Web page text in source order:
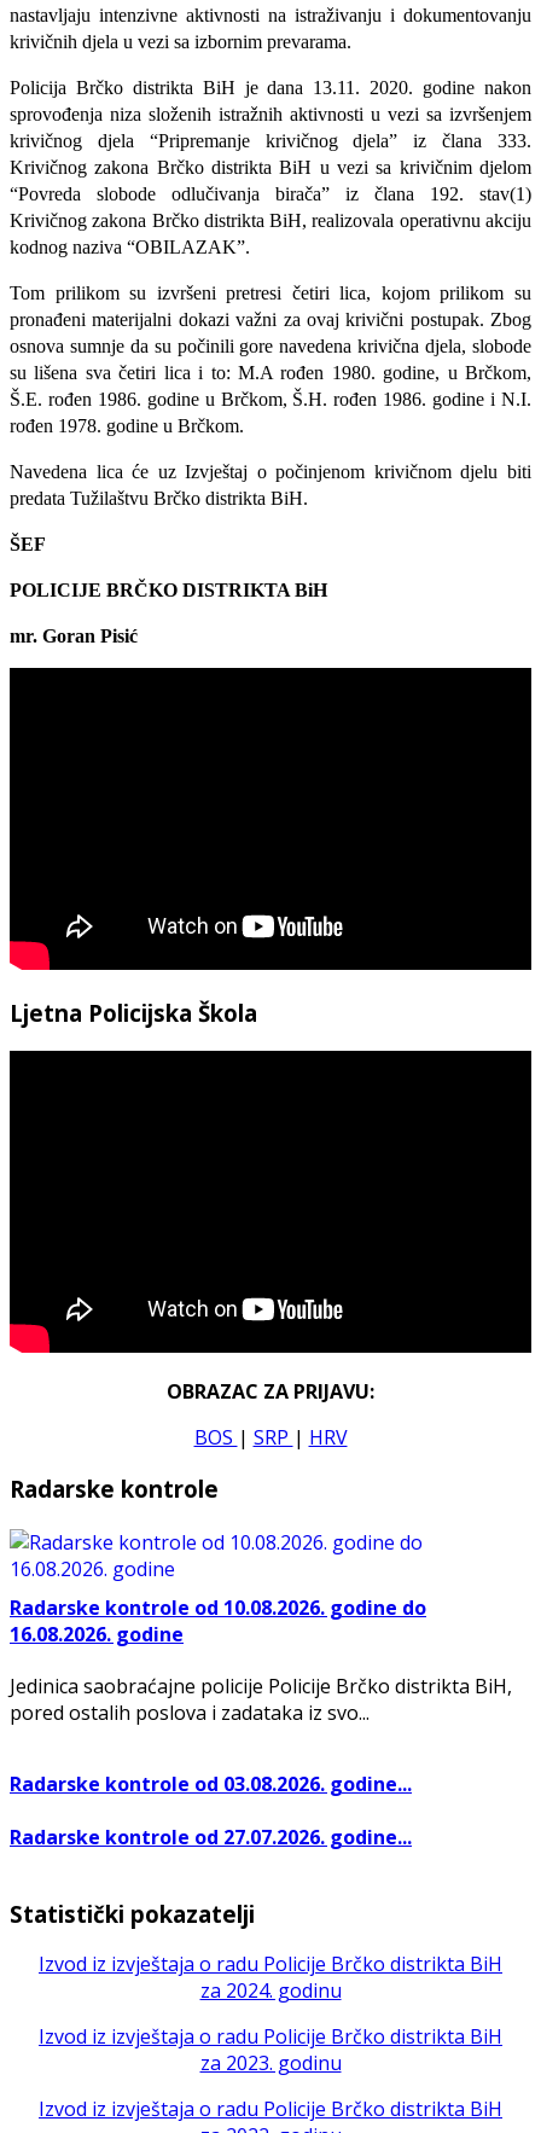
nastavljaju intenzivne aktivnosti na istraživanju i dokumentovanju
krivičnih djela u vezi sa izbornim prevarama.
Policija Brčko distrikta BiH je dana 13.11. 2020. godine nakon
sprovođenja niza složenih istražnih aktivnosti u vezi sa izvršenjem
krivičnog djela “Pripremanje krivičnog djela” iz člana 333.
Krivičnog zakona Brčko distrikta BiH u vezi sa krivičnim djelom
“Povreda slobode odlučivanja birača” iz člana 192. stav(1)
Krivičnog zakona Brčko distrikta BiH, realizovala operativnu akciju
kodnog naziva “OBILAZAK”.
Tom prilikom su izvršeni pretresi četiri lica, kojom prilikom su
pronađeni materijalni dokazi važni za ovaj krivični postupak. Zbog
osnova sumnje da su počinili gore navedena krivična djela, slobode
su lišena sva četiri lica i to: M.A rođen 1980. godine, u Brčkom,
Š.E. rođen 1986. godine u Brčkom, Š.H. rođen 1986. godine i N.I.
rođen 1978. godine u Brčkom.
Navedena lica će uz Izvještaj o počinjenom krivičnom djelu biti
predata Tužilaštvu Brčko distrikta BiH.
ŠEF
POLICIJE BRČKO DISTRIKTA BiH
mr. Goran Pisić
Ljetna Policijska Škola
OBRAZAC ZA PRIJAVU:
BOS | SRP | HRV
Radarske kontrole
Radarske kontrole od 10.08.2026. godine do
16.08.2026. godine
Jedinica saobraćajne policije Policije Brčko distrikta BiH,
pored ostalih poslova i zadataka iz svo...
Radarske kontrole od 03.08.2026. godine...
Radarske kontrole od 27.07.2026. godine...
Statistički pokazatelji
Izvod iz izvještaja o radu Policije Brčko distrikta BiH
za 2024. godinu
Izvod iz izvještaja o radu Policije Brčko distrikta BiH
za 2023. godinu
Izvod iz izvještaja o radu Policije Brčko distrikta BiH